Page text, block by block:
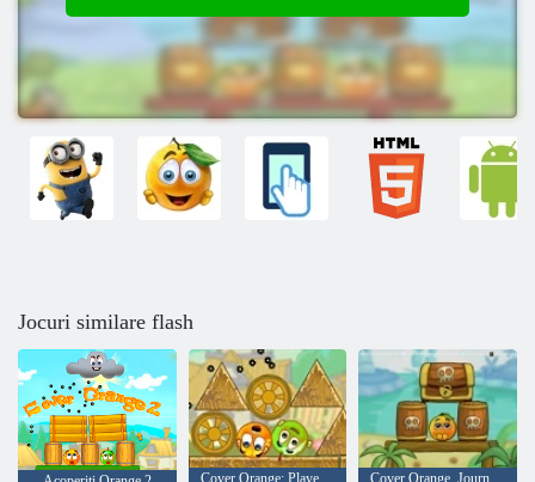
Jocuri similare flash